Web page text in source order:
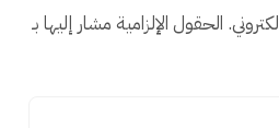
الحقول الإلزامية مشار إليها بـ